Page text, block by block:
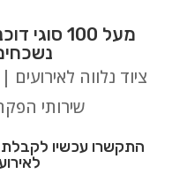
מעל 100
ציוד נלווה לאירועים
שירותי
התקשרו עכשיו